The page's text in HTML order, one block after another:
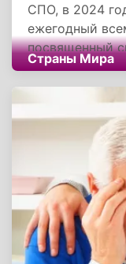
СПО, в 2024
ежегодный
посвященный
обеспечению
открытым
публичная
нацеленная на
технологиях и
поощрение его
Страны Мира